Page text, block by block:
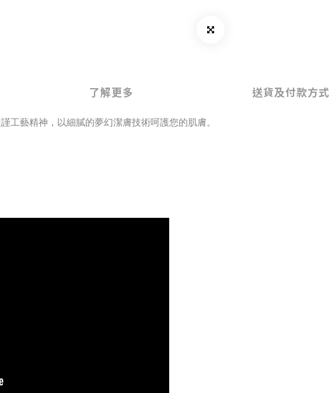
了解更多 送貨及付款方式
工藝精神，以細膩的夢幻潔膚技術呵護您的肌膚。